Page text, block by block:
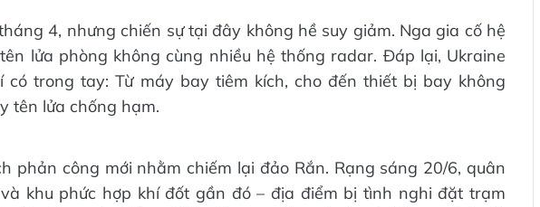
4, nhưng chiến sự tại đây không hề suy giảm. Nga gia cố hệ
lửa phòng không cùng nhiều hệ thống radar. Đáp lại, Ukraine
trong tay: Từ máy bay tiêm kích, cho đến thiết bị bay không
tên lửa chống hạm.
phản công mới nhằm chiếm lại đảo Rắn. Rạng sáng 20/6, quân
khu phức hợp khí đốt gần đó – địa điểm bị tình nghi đặt trạm